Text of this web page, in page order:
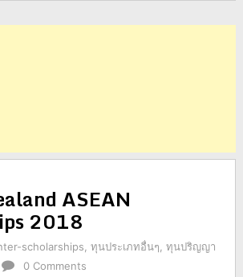
ASEAN
2018
scholarships ทุนประเภทอื่นๆ ทุนปริญญา
0 Comments